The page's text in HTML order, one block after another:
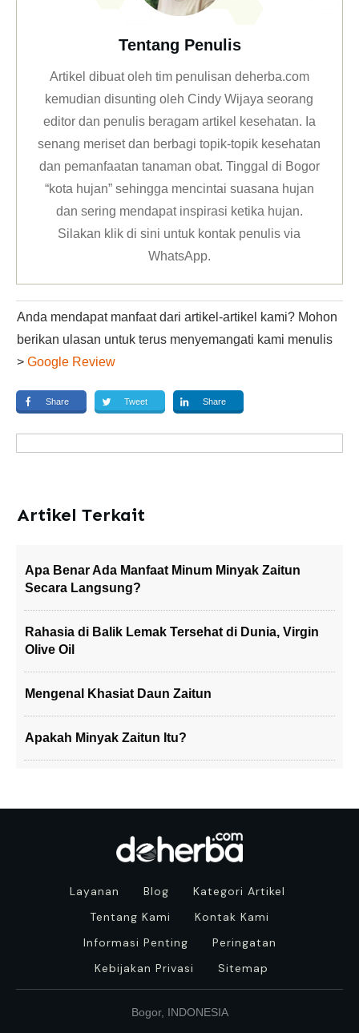
Tentang Penulis
Artikel dibuat oleh tim penulisan deherba.com
kemudian disunting oleh Cindy Wijaya seorang
editor dan penulis beragam artikel kesehatan. Ia
senang meriset dan berbagi topik-topik kesehatan
dan pemanfaatan tanaman obat. Tinggal di Bogor
“kota hujan” sehingga mencintai suasana hujan
dan sering mendapat inspirasi ketika hujan.
Silakan klikdi sini untuk kontak penulis via
WhatsApp.
Anda mendapat manfaat dari artikel-artikel kami? Mohon
berikan ulasan untuk terus menyemangati kami menulis
> Google Review
Share Tweet Share
Artikel Terkait
Apa Benar Ada Manfaat Minum Minyak Zaitun
Secara Langsung?
Rahasia di Balik Lemak Tersehat di Dunia, Virgin
Olive Oil
Mengenal Khasiat Daun Zaitun
Apakah Minyak Zaitun Itu?
Layanan Blog
Kategori Artikel
Tentang Kami
Kontak Kami
Informasi Penting
Peringatan
Kebijakan Privasi
Sitemap
Bogor, INDONESIA